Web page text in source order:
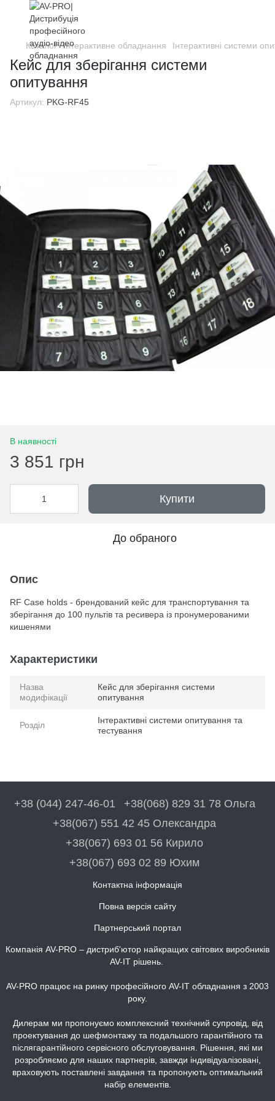
Каталог Інтерактивне обладнання Інтерактивні системи
Кейс для зберігання системи
опитування
Артикул: PKG-RF45
В наявності
3 851 грн
Купити
До обраного
Опис
RF Case holds - брендований кейс для транспортування та
зберігання до 100 пультів та ресивера із пронумерованими
кишенями
Характеристики
Назва
модифікації
Кейс для зберігання системи
опитування
Розділ
Інтерактивні системи опитування та
тестування
+38 (044) 247-46-01
+38(068) 829 31 78 Ольга
+38(067) 551 42 45 Олександра
+38(067) 693 01 56 Кирило
+38(067) 693 02 89 Юхим
Контактна інформація
Повна версія сайту
Партнерський портал
Компанія AV-PRO – дистриб'ютор найкращих світових виробників
AV-IT рішень.
AV-PRO працює на ринку професійного AV-IT обладнання з 2003
року.
Дилерам ми пропонуємо комплексний технічний супровід, від
проектування до шефмонтажу та подальшого гарантійного та
післягарантійного сервісного обслуговування. Рішення, які ми
розробляємо для наших партнерів, завжди індивідуалізовані,
враховують поставлені завдання та пропонують оптимальний
набір елементів.